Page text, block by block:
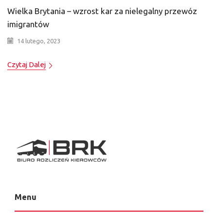
Wielka Brytania – wzrost kar za nielegalny przewóz
imigrantów
14 lutego, 2023
Czytaj Dalej
Menu